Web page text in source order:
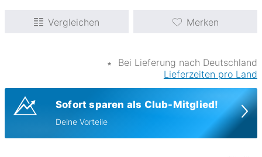
Vergleichen Merken
∗
Bei Lieferung nach Deutschland
Lieferzeiten pro Land
Sofort sparen als Club-Mitglied!
Deine Vorteile